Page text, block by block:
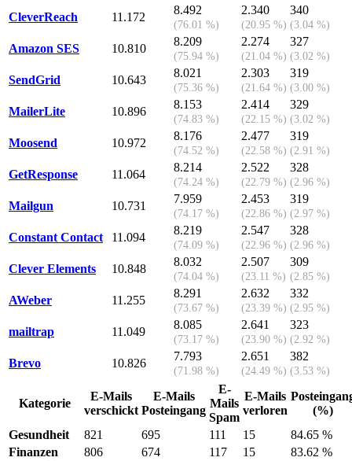
CleverReach 11.172
8.492
(76.01 %)
2.340
(20.95 %)
340
(3.04 %)
Amazon SES 10.810
8.209
(75.94 %)
2.274
(21.04 %)
327
(3.02 %)
SendGrid 10.643
8.021
(75.36 %)
2.303
(21.64 %)
319
(3.00 %)
MailerLite 10.896
8.153
(74.83 %)
2.414
(22.15 %)
329
(3.02 %)
Moosend 10.972
8.176
(74.52 %)
2.477
(22.58 %)
319
(2.91 %)
GetResponse 11.064
8.214
(74.24 %)
2.522
(22.79 %)
328
(2.96 %)
Mailgun 10.731
7.959
(74.17 %)
2.453
(22.86 %)
319
(2.97 %)
Constant Contact 11.094
8.219
(74.09 %)
2.547
(22.96 %)
328
(2.96 %)
Clever Elements 10.848
8.032
(74.04 %)
2.507
(23.11 %)
309
(2.85 %)
AWeber 11.255
8.291
(73.67 %)
2.632
(23.39 %)
332
(2.95 %)
mailtrap 11.049
8.085
(73.17 %)
2.641
(23.90 %)
323
(2.92 %)
Brevo 10.826
7.793
(71.98 %)
2.651
(24.49 %)
382
(3.53 %)
Kategorie
E-Mails
verschickt
E-Mails
Posteingang
E-
Mails
Spam
E-Mails
verloren
(%)
Gesundheit
821 695 111 15
84.65 %
Finanzen
806 674 117 15
83.62 %